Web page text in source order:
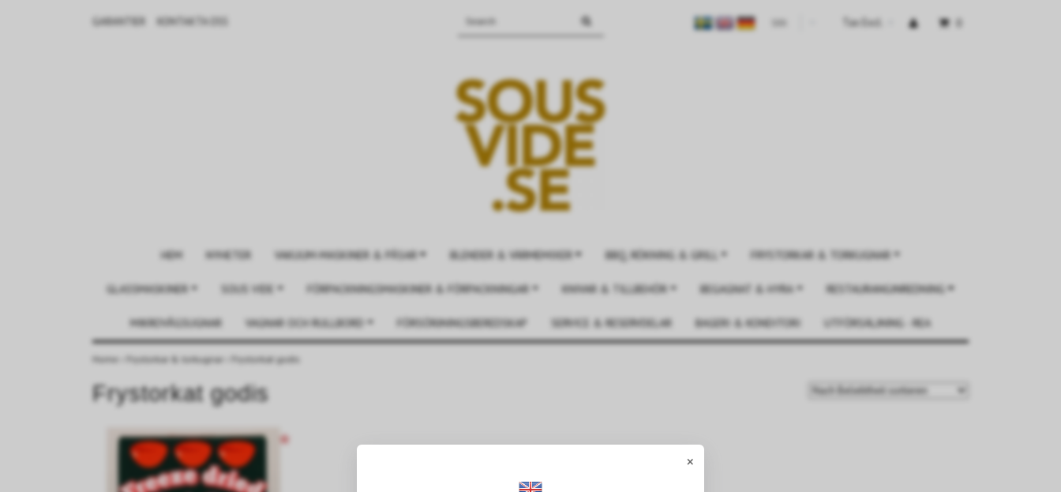
GARANTIER KONTAKTA OSS Tax Excl. 0
HEM NYHETER VAKUUM-MASKINER & PÅSAR BLENDER & VÄRMEMIXER BBQ, RÖKNING & GRILL FRYSTORKAR & TORKUGNAR
GLASSMASKINER SOUS VIDE FÖRPACKNINGSMASKINER & FÖRPACKNINGAR KNIVAR & TILLBEHÖR BEGAGNAT & HYRA RESTAURANGINREDNING
MIKROVÅGSUGNAR VAGNAR OCH RULLBORD FÖRSÖRJNINGSBEREDSKAP SERVICE & RESERVDELAR BAGERI & KONDITORI UTFÖRSÄLJNING - REA
Home Frystorkar & torkugnar Frystorkat godis
Frystorkat godis
×